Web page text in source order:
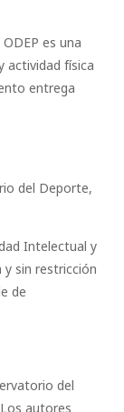
es una
actividad física
entrega
del Deporte,
Intelectual y
y sin restricción
de
del
autores